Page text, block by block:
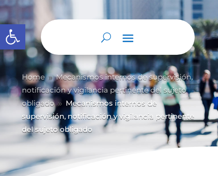
Abrir barra de herramientas
Home 9 Mecanismos internos de supervisión,
notificación y vigilancia pertinente del sujeto
obligado 9 Mecanismos internos de
supervisión, notificación y vigilancia pertinente
del sujeto obligado